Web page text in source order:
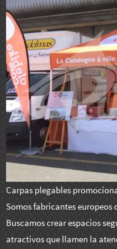
Carpas plegables
Somos fabricantes europeos
Buscamos crear espacios
atractivos que llamen la